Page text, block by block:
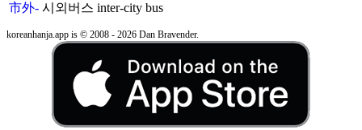
市外- 시외버스 inter-city bus
koreanhanja.app is © 2008 - 2026 Dan Bravender.